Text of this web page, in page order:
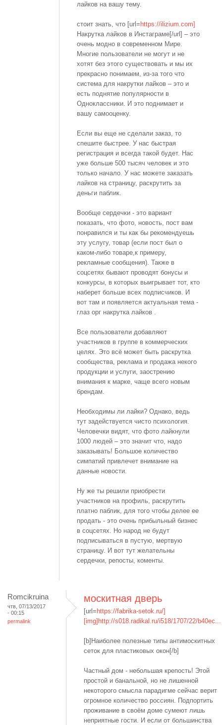
лайков на вашу тему.
стоит знать, что [url= https://ilizium.com]
Накрутка лайков в Инстаграме[/url] – это
очень модно в современном Мире.
Многие пользователи не могут и не
хотят без этого существовать и мы их
прекрасно понимаем, из-за того что
система для накрутки лайков – это и
есть поднятие популярности в
Одноклассники. И это поднимает и
вашу самооценку.
Если вы еще не сделали заказ, то
спешите быстрее. У нас быстрая
регистрация и всегда такой будет. Нас
уже больше 500 тысяч человек и это
только начало. У нас можете заказать
лайков на страницу, раскрутить за
деньги паблик.
Вообще сердечки - это вариант
показать, что фото, новость, пост вам
понравился и ты как бы рекомендуешь
эту услугу, товар (если пост был о
каком-либо товаре,к примеру,
рекламные сообщения). Также в
соцсетях бывают проводят бонусы и
конкурсы, в которых выигрывает тот, кто
наберет больше всех подписчиков. И
вот там и появляется актуальная тема -
глаз орг накрутка лайков .
Все пользователи добавляют
участников в группе в коммерческих
целях. Это всё может быть раскрутка
сообщества, реклама и продажа некого
продукции и услуги, заострению
внимания к марке, чаще всего новым
брендам.
Необходимы ли лайки? Однако, ведь
тут задействуется чисто психология.
Человечки видят, что фото лайкнули
1000 людей – это значит что, надо
заказывать! Большое количество
симпатий привлечет внимание на
данные новости.
Ну же ты решили приобрести
участников на профиль, раскрутить
платно паблик, для того чтобы делее ее
продать - это очень прибыльный бизнес
в соцсетях. Но народ не будут
подписываться в пустую, мертвую
страницу. И вот тут желательны
сердечки, репосты, коменты.
Romcikruina
чтв, 07/13/2017
- 00:15
permalink
москитная дверь
[url= https://fabrika-setok.ru/]
[img]http://s018.radikal.ru/i518/1707/22/b40ec...
[b]Наиболее полезные типы антимоскитных
сеток для пластиковых окон[/b]
Частный дом - небольшая крепость! Этой
простой и банальной, но не лишенной
некоторого смысла парадигме сейчас верит
огромное количество россиян. Подпортить
проживание в своём доме сумеют лишь
неприятные гости. И если от большинства